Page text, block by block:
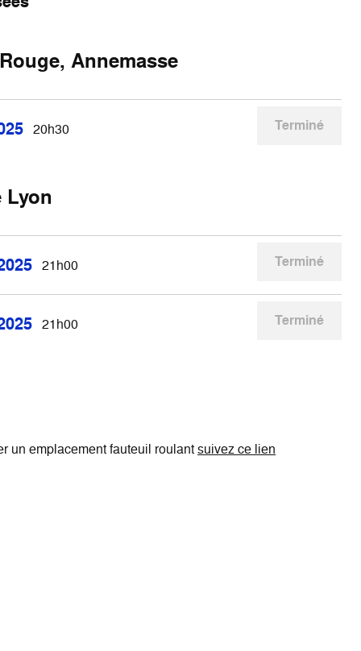
Annemasse
20h30 Terminé
Lyon
21h00 Terminé
21h00 Terminé
un emplacement fauteuil roulantsuivez ce lien